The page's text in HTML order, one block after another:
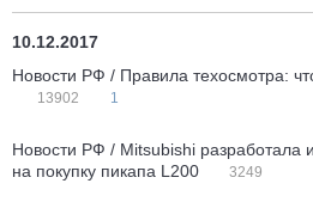
10.12.2017
Новости РФ / Правила техосмотра:
13902 1
Новости РФ / Mitsubishi разработала
на покупку пикапа L200
3249